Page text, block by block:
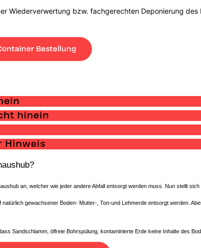
Wiederverwertung bzw. fachgerechten Deponierung
Bestellung
hinein
Hinweis
an, welcher wie jeder andere Abfall entsorgt werden muss. Nun stellt
natürlich gewachsener Boden- Mutter-, Ton-und Lehmerde entsorgt werden.
Sandschlamm, ölfreie Bohrspülung, kontaminierte Erde keine Inhalte des